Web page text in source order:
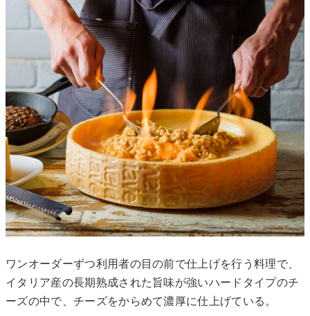
ワンオーダーずつ利用者の目の前で仕上げを行う料理で、
イタリア産の長期熟成された旨味が強いハードタイプのチ
ーズの中で、チーズをからめて濃厚に仕上げている。